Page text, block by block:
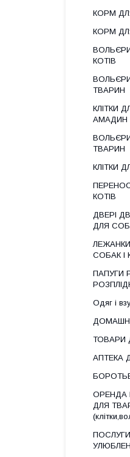
КОРМ
КОРМ
ВОЛЬЄРИ
КОТІВ
ТВАРИН
КЛІТКИ
АМАДИН
ВОЛЬЄРИ
ТВАРИН
КЛІТКИ
КОТІВ
ДВЕРІ
ДЛЯ
СОБАК І
ПАПУГИ
Одяг і
ТОВАРИ
АПТЕКА
ОРЕНДА
ДЛЯ